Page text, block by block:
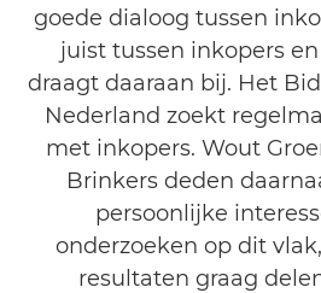
goede dialoog tussen
juist tussen inkopers
draagt daaraan bij. Het
Nederland zoekt
met inkopers. Wout
Brinkers deden
persoonlijke
onderzoeken op dit
resultaten graag